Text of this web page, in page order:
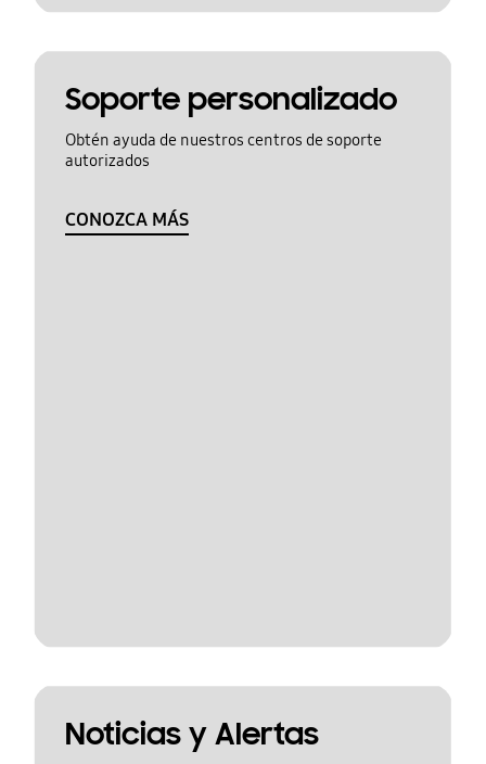
Soporte personalizado
Obtén ayuda de nuestros centros de soporte
autorizados
CONOZCA MÁS
Noticias y Alertas